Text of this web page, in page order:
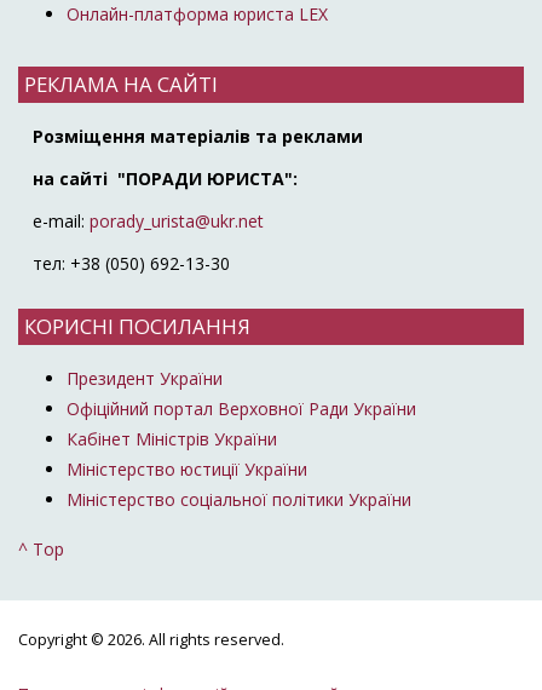
Онлайн-платформа юриста LEX
РЕКЛАМА НА САЙТІ
Розміщення матеріалів та реклами
на сайті "ПОРАДИ ЮРИСТА":
e-mail: porady_urista@ukr.net
тел: +38 (050) 692-13-30
КОРИСНІ ПОСИЛАННЯ
Президент України
Офіційний портал Верховної Ради України
Кабінет Міністрів України
Міністерство юстиції України
Міністерство соціальної політики України
^ Top
Copyright © 2026. All rights reserved.